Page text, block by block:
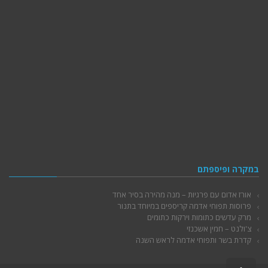
במקרה ופיספתם
אורז אדום עם פרגיות – מנה מהירה בסיר אחד
פרוסות תפוחי אדמה קריספים במיוחד בתנור
מרק עדשים כתומות וירקות כתומים
צ'ולנט – חמין אשכנזי
קדרת בשר ותפוחי אדמה לראש השנה